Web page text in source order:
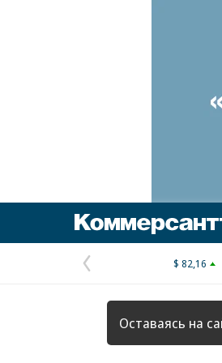
Предыдущая
страница
$ 82,16
Оставаясь на